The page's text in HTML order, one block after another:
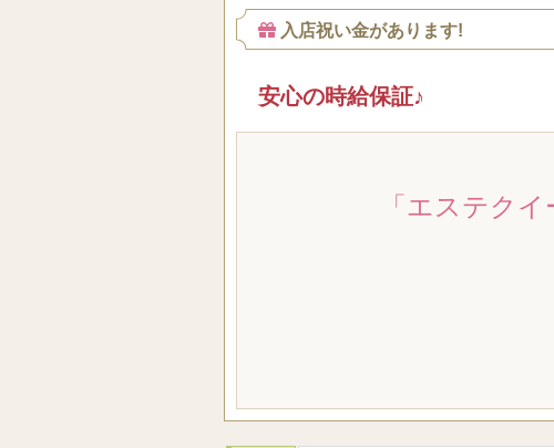
入店祝い金があります!
安心の時給保証♪
「エステク